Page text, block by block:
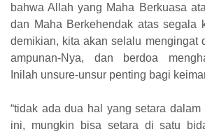
bahwa Allah yang Maha Berkuasa
dan Maha Berkehendak atas segala
demikian, kita akan selalu mengingat
ampunan-Nya, dan berdoa
Inilah unsure-unsur penting bagi
“tidak ada dua hal yang setara
ini, mungkin bisa setara di satu